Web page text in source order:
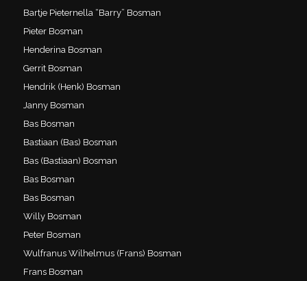
Bartje Pieternella “Barry” Bosman
Pieter Bosman
Henderina Bosman
Gerrit Bosman
Hendrik (Henk) Bosman
Janny Bosman
Bas Bosman
Bastiaan (Bas) Bosman
Bas (Bastiaan) Bosman
Bas Bosman
Bas Bosman
Willy Bosman
Peter Bosman
Wulfranus Wilhelmus (Frans) Bosman
Frans Bosman